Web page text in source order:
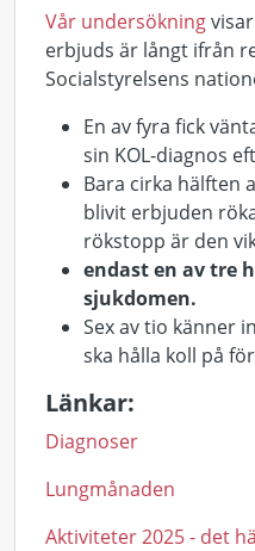
Vår undersökning
erbjuds är långt ifrån
Socialstyrelsens
En av fyra fick
sin KOL-diagnos
Bara cirka hälften
blivit erbjuden
rökstopp är den
endast en av tre
sjukdomen.
Sex av tio känner
ska hålla koll på
Länkar:
Diagnoser
Lungmånaden
Aktiviteter 2025 - det